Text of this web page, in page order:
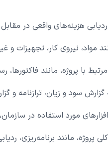
هزینه‌های واقعی در
نیروی کار، تجهیزات و
با پروژه، مانند فاکتورها،
سود و زیان، ترازنامه و
مورد استفاده در
پروژه، مانند برنامه‌ریزی،